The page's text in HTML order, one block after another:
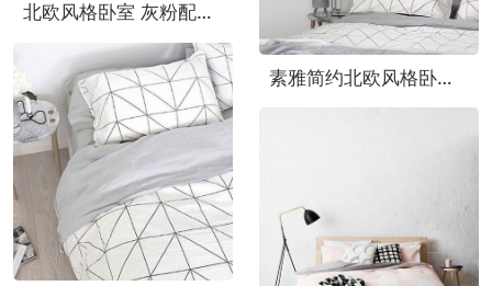
北欧风格卧室 灰粉配几何背景墙设计
素雅简约北欧风格卧室床品图